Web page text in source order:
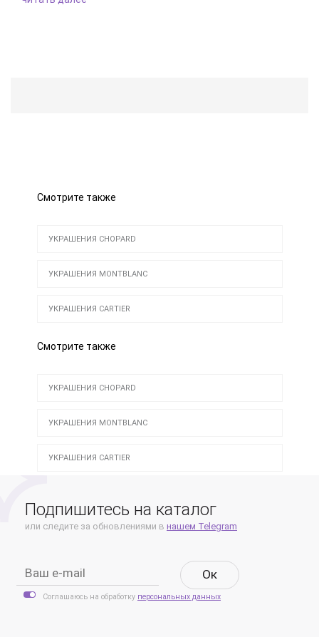
Смотрите также
УКРАШЕНИЯ CHOPARD
УКРАШЕНИЯ MONTBLANC
УКРАШЕНИЯ CARTIER
Смотрите также
УКРАШЕНИЯ CHOPARD
УКРАШЕНИЯ MONTBLANC
УКРАШЕНИЯ CARTIER
Подпишитесь на каталог
или следите за обновлениями в нашем Telegram
Oк
Соглашаюсь на обработку персональных данных